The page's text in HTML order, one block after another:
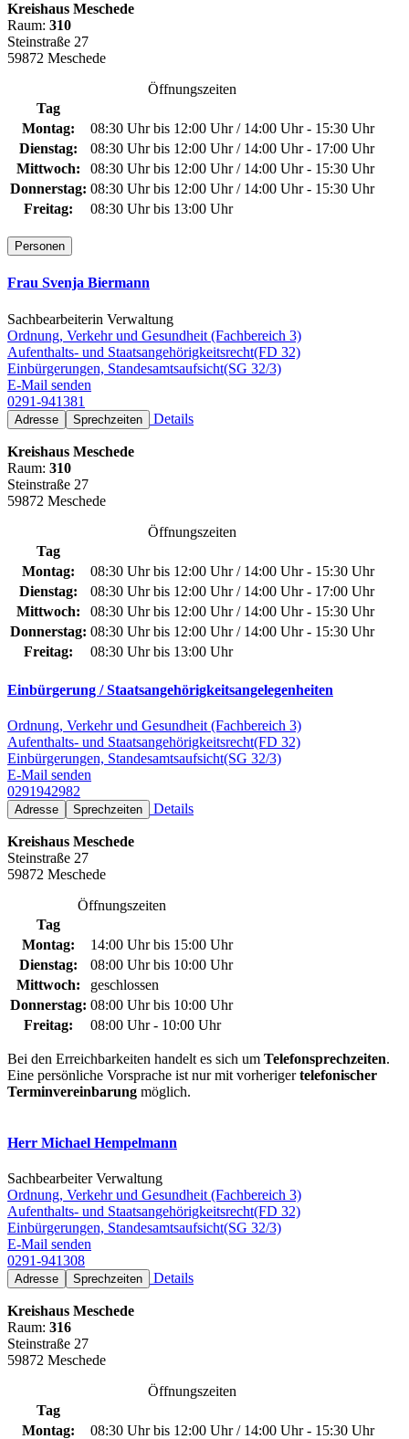
Kreishaus Meschede
Raum: 310
Steinstraße 27
59872 Meschede
Öffnungszeiten
Tag
Montag:
08:30 Uhr bis 12:00 Uhr / 14:00 Uhr - 15:30 Uhr
Dienstag:
08:30 Uhr bis 12:00 Uhr / 14:00 Uhr - 17:00 Uhr
Mittwoch:
08:30 Uhr bis 12:00 Uhr / 14:00 Uhr - 15:30 Uhr
Donnerstag: 08:30 Uhr bis 12:00 Uhr / 14:00 Uhr - 15:30 Uhr
Freitag:
08:30 Uhr bis 13:00 Uhr
Personen
Frau Svenja Biermann
Sachbearbeiterin Verwaltung
Ordnung, Verkehr und Gesundheit (Fachbereich 3)
Aufenthalts- und Staatsangehörigkeitsrecht(FD 32)
Einbürgerungen, Standesamtsaufsicht(SG 32/3)
E-Mail senden
0291-941381
Adresse Sprechzeiten Details
Kreishaus Meschede
Raum: 310
Steinstraße 27
59872 Meschede
Öffnungszeiten
Tag
Montag:
08:30 Uhr bis 12:00 Uhr / 14:00 Uhr - 15:30 Uhr
Dienstag:
08:30 Uhr bis 12:00 Uhr / 14:00 Uhr - 17:00 Uhr
Mittwoch:
08:30 Uhr bis 12:00 Uhr / 14:00 Uhr - 15:30 Uhr
Donnerstag: 08:30 Uhr bis 12:00 Uhr / 14:00 Uhr - 15:30 Uhr
Freitag:
08:30 Uhr bis 13:00 Uhr
Einbürgerung / Staatsangehörigkeitsangelegenheiten
Ordnung, Verkehr und Gesundheit (Fachbereich 3)
Aufenthalts- und Staatsangehörigkeitsrecht(FD 32)
Einbürgerungen, Standesamtsaufsicht(SG 32/3)
E-Mail senden
0291942982
Adresse Sprechzeiten Details
Kreishaus Meschede
Steinstraße 27
59872 Meschede
Öffnungszeiten
Tag
Montag:
14:00 Uhr bis 15:00 Uhr
Dienstag:
08:00 Uhr bis 10:00 Uhr
Mittwoch:
geschlossen
Donnerstag: 08:00 Uhr bis 10:00 Uhr
Freitag:
08:00 Uhr - 10:00 Uhr
Bei den Erreichbarkeiten handelt es sich um Telefonsprechzeiten.
Eine persönliche Vorsprache ist nur mit vorherigertelefonischer
Terminvereinbarung möglich.
Herr Michael Hempelmann
Sachbearbeiter Verwaltung
Ordnung, Verkehr und Gesundheit (Fachbereich 3)
Aufenthalts- und Staatsangehörigkeitsrecht(FD 32)
Einbürgerungen, Standesamtsaufsicht(SG 32/3)
E-Mail senden
0291-941308
Adresse Sprechzeiten Details
Kreishaus Meschede
Raum: 316
Steinstraße 27
59872 Meschede
Öffnungszeiten
Tag
Montag:
08:30 Uhr bis 12:00 Uhr / 14:00 Uhr - 15:30 Uhr